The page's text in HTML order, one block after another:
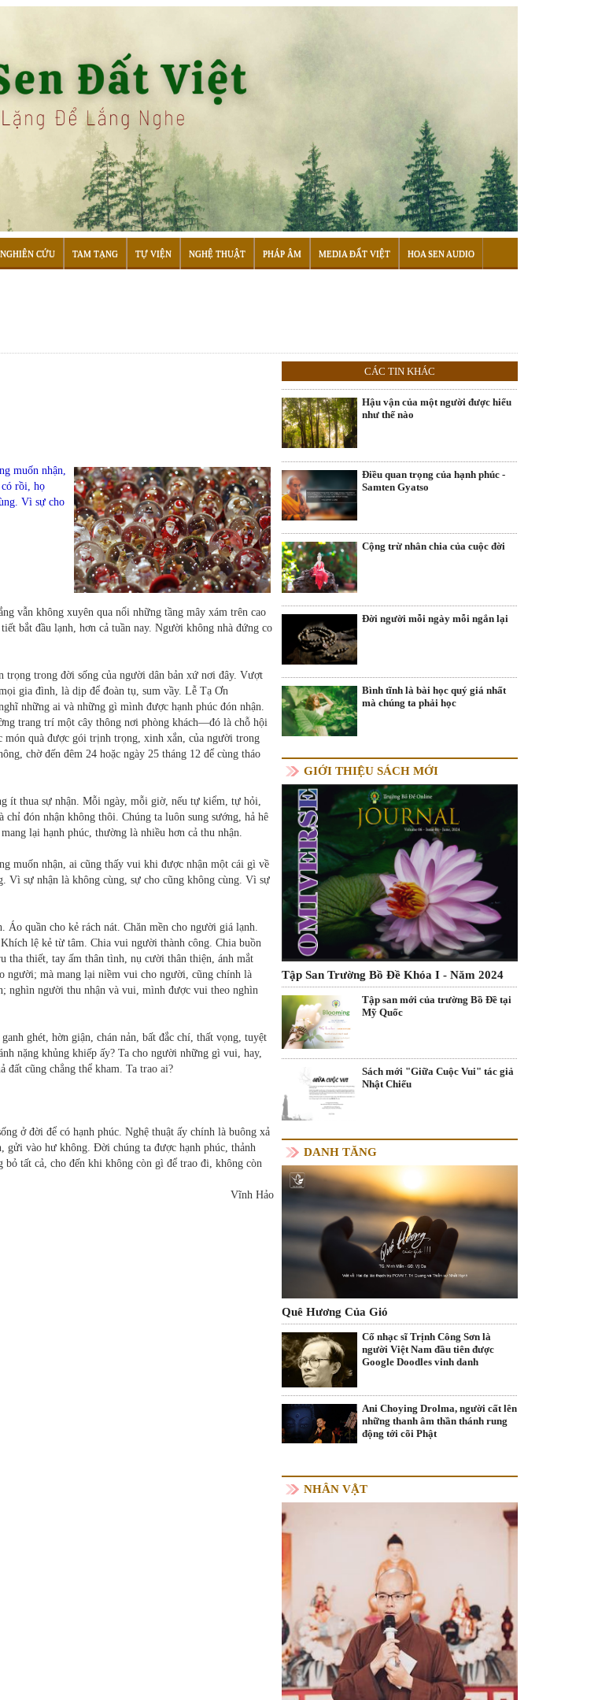
NGHIÊN CỨU TAM TẠNG TỰ VIỆN NGHỆ THUẬT PHÁP ÂM MEDIA ĐẤT VIỆT HOA SEN AUDIO
muốn nhận,
có rồi, họ
Vì sự cho
vẫn không xuyên qua nổi những tầng mây xám trên cao
bắt đầu lạnh, hơn cả tuần nay. Người không nhà đứng co
trọng trong đời sống của người dân bản xứ nơi đây. Vượt
gia đình, là dịp để đoàn tụ, sum vầy. Lễ Tạ Ơn
những ai và những gì mình được hạnh phúc đón nhận.
trang trí một cây thông nơi phòng khách—đó là chỗ hội
món quà được gói trịnh trọng, xinh xắn, của người trong
chờ đến đêm 24 hoặc ngày 25 tháng 12 để cùng tháo
ít thua sự nhận. Mỗi ngày, mỗi giờ, nếu tự kiểm, tự hỏi,
đón nhận không thôi. Chúng ta luôn sung sướng, hả hê
lại hạnh phúc, thường là nhiều hơn cả thu nhận.
muốn nhận, ai cũng thấy vui khi được nhận một cái gì về
Vì sự nhận là không cùng, sự cho cũng không cùng. Vì sự
quần cho kẻ rách nát. Chăn mền cho người giá lạnh.
lệ kẻ từ tâm. Chia vui người thành công. Chia buồn
tha thiết, tay ấm thân tình, nụ cười thân thiện, ánh mắt
người; mà mang lại niềm vui cho người, cũng chính là
nghìn người thu nhận và vui, mình được vui theo nghìn
ghét, hờn giận, chán nản, bất đắc chí, thất vọng, tuyệt
nặng khủng khiếp ấy? Ta cho người những gì vui, hay,
đất cũng chẳng thể kham. Ta trao ai?
ở đời để có hạnh phúc. Nghệ thuật ấy chính là buông xả
vào hư không. Đời chúng ta được hạnh phúc, thảnh
tất cả, cho đến khi không còn gì để trao đi, không còn
Vĩnh Hảo
CÁC TIN KHÁC
Hậu vận của một người được hiểu
như thế nào
Điều quan trọng của hạnh phúc -
Samten Gyatso
Cộng trừ nhân chia của cuộc đời
Đời người mỗi ngày mỗi ngắn lại
Bình tĩnh là bài học quý giá nhất
mà chúng ta phải học
GIỚI THIỆU SÁCH MỚI
Tập San Trường Bồ Đề Khóa I - Năm 2024
Tập san mới của trường Bồ Đề tại
Mỹ Quốc
Sách mới "Giữa Cuộc Vui" tác giả
Nhật Chiếu
DANH TĂNG
Quê Hương Của Gió
Cố nhạc sĩ Trịnh Công Sơn là
người Việt Nam đầu tiên được
Google Doodles vinh danh
Ani Choying Drolma, người cất lên
những thanh âm thần thánh rung
động tới cõi Phật
NHÂN VẬT